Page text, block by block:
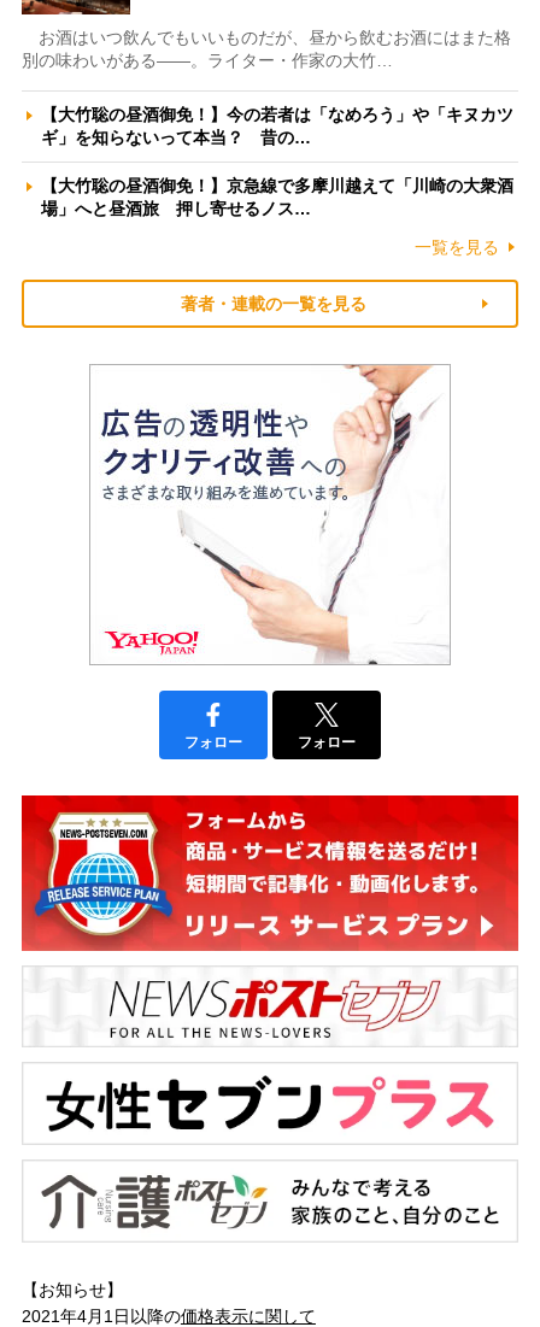
お酒はいつ飲んでもいいものだが、昼から飲むお酒にはまた格
別の味わいがある――。ライター・作家の大竹…
【大竹聡の昼酒御免！】今の若者は「なめろう」や「キヌカツ
ギ」を知らないって本当？ 昔の…
【大竹聡の昼酒御免！】京急線で多摩川越えて「川崎の大衆酒
場」へと昼酒旅 押し寄せるノス…
一覧を見る
著者・連載の一覧を見る
フォロー フォロー
【お知らせ】
2021年4月1日以降の価格表示に関して